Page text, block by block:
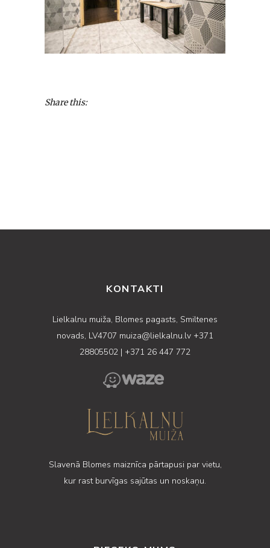
Share this:
KONTAKTI
Lielkalnu muiža, Blomes pagasts, Smiltenes
novads, LV4707 muiza@lielkalnu.lv +371
28805502 | +371 26 447 772
Slavenā Blomes maiznīca pārtapusi par vietu,
kur rast burvīgas sajūtas un noskaņu.